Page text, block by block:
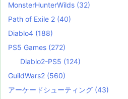
MonsterHunterWilds (32)
Path of Exile 2 (40)
Diablo4 (188)
PS5 Games (272)
Diablo2-PS5 (124)
GuildWars2 (560)
アーケードシューティング (43)